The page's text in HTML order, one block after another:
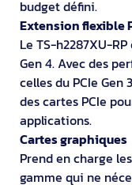
budget défini.
Extension flexible
Le TS-h2287XU-
Gen 4. Avec des
celles du PCIe
des cartes PCIe
applications.
Cartes graphiques
Prend en charge
gamme qui ne